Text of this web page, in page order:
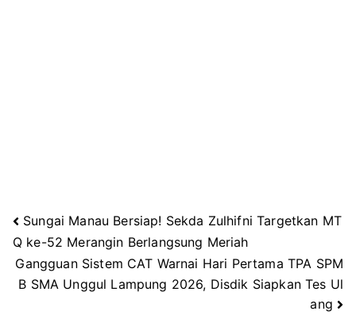
Navigasi
pos
Sungai Manau Bersiap! Sekda Zulhifni Targetkan MT
Q ke-52 Merangin Berlangsung Meriah
Gangguan Sistem CAT Warnai Hari Pertama TPA SPM
B SMA Unggul Lampung 2026, Disdik Siapkan Tes Ul
ang